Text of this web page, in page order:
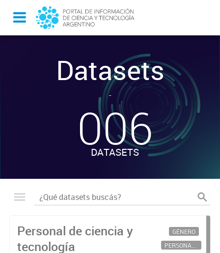
Datasets
-
006
DATASETS
Personal de ciencia y
tecnología
GÉNERO
PERSONAL CIENTÍFICO-TECNOLÓGICO